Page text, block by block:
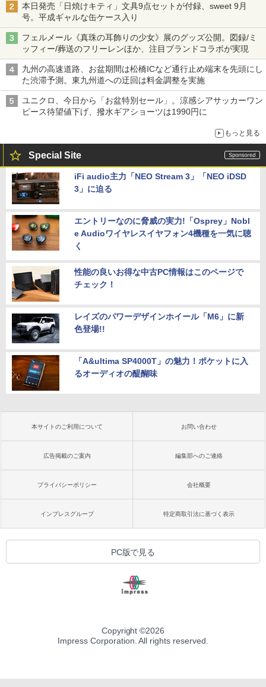
本日発売「日焼けキティ」文具9点セットが付録、sweet 9月
号。平成ギャルな缶ケース入り
フェルメール《真珠の耳飾りの少女》展のグッズ公開。図録/ミ
ッフィー/葬送のフリーレンほか、注目ブランドコラボが実現
九州の高速道路、お盆期間は松橋ICなど通行止め端末を先頭にし
た渋滞予測。東九州道への迂回は料金調整を実施
ユニクロ、今日から「お盆特別セール」。涼感シアサッカーワン
ピース待望値下げ、撥水ギアショーツは1990円に
もっと見る
Special Site
iFi audio主力「NEO Stream 3」「NEO iDSD
3」に迫る
エントリーなのに脅威の実力!「Osprey」Nobl
e Audioワイヤレスイヤフォン4機種を一気に聴
く
性能の良いお得な中古PC情報はこのページで
チェック！
レイズのパワーデザインホイール「M6」に新
色登場!!
「A&ultima SP4000T」の魅力！ポケットに入
るオーディオの醍醐味
本サイトのご利用について お問い合わせ
広告掲載のご案内 編集部へのご連絡
プライバシーポリシー 会社概要
インプレスグループ 特定商取引法に基づく表示
PC版で見る
Copyright ©2026
Impress Corporation. All rights reserved.